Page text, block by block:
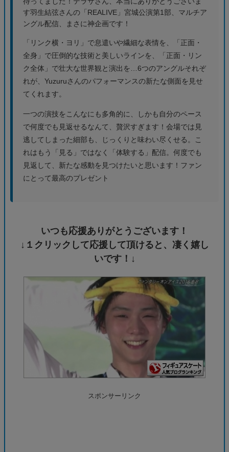
す羽生結弦さんの「REALIVE」宮城公演第1部、マルチア
ングル配信、まさに神企画です！
「リンク横・ヨリ」で息遣いや繊細な表情を、「正面・
全身」で圧倒的な技術と美しいラインを、「正面・リン
ク全体」で壮大な世界観と演出を…6つのアングルそれぞ
れが、Yuzuruさんのパフォーマンスの新たな側面を見せ
てくれます。
一つの演技をこんなにも多角的に、しかも自分のペース
で何度でも見返せるなんて、贅沢すぎます！会場では見
逃してしまった細部も、じっくりと味わい尽くせる。こ
れはもう「見る」ではなく「体験する」配信。何度でも
見返して、新たな感動を見つけたいと思います！ファン
にとって最高のプレゼント
いつも応援ありがとうございます！
↓１クリックして応援して頂けると、凄く嬉し
いです！↓
スポンサーリンク